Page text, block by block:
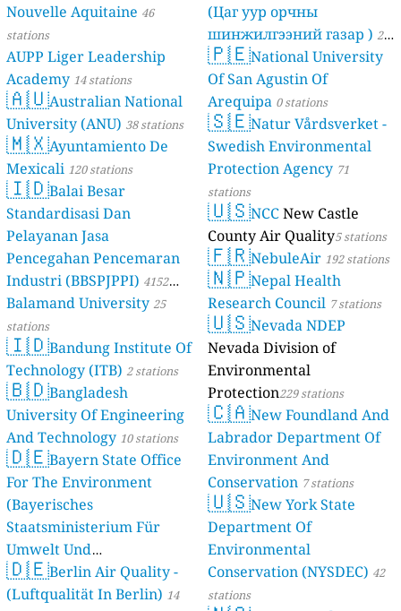
Nouvelle Aquitaine 46
stations
AUPP Liger Leadership
Academy 14 stations
🇦🇺Australian National
University (ANU) 38 stations
🇲🇽Ayuntamiento De
Mexicali 120 stations
🇮🇩Balai Besar
Standardisasi Dan
Pelayanan Jasa
Pencegahan Pencemaran
Industri (BBSPJPPI) 4152
stations
Balamand University25
stations
🇮🇩Bandung Institute Of
Technology (ITB) 2 stations
🇧🇩Bangladesh
University Of Engineering
And Technology 10 stations
🇩🇪Bayern State Office
For The Environment
(Bayerisches
Staatsministerium Für
Umwelt Und
Verbraucherschutz) - LfU
46 stations
🇩🇪Berlin Air Quality -
(Luftqualität In Berlin) 14
(Цаг уур орчны
шинжилгээний газар ) 21
stations
🇵🇪National University
Of San Agustin Of
Arequipa 0 stations
🇸🇪Natur Vårdsverket -
Swedish Environmental
Protection Agency 71
stations
🇺🇸NCCNew Castle
County Air Quality5 stations
🇫🇷NebuleAir 192 stations
🇳🇵Nepal Health
Research Council 7 stations
🇺🇸Nevada NDEP
Nevada Division of
Environmental
Protection229 stations
🇨🇦New Foundland And
Labrador Department Of
Environment And
Conservation 7 stations
🇺🇸New York State
Department Of
Environmental
Conservation (NYSDEC) 42
stations